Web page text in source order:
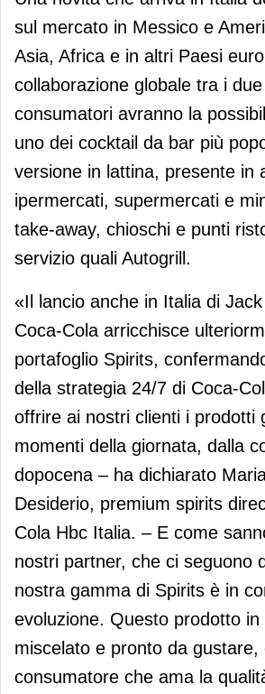
sul mercato in Messico e
Asia, Africa e in altri Paesi
collaborazione globale tra i
consumatori avranno la
uno dei cocktail da bar più
versione in lattina, presente in
ipermercati, supermercati e
take-away, chioschi e punti
servizio quali Autogrill.
«Il lancio anche in Italia di Jack
Coca-Cola arricchisce
portafoglio Spirits,
della strategia 24/7 di Coca-
offrire ai nostri clienti i prodotti
momenti della giornata, dalla
dopocena – ha dichiarato
Desiderio, premium spirits
Cola Hbc Italia. – E come
nostri partner, che ci seguono
nostra gamma di Spirits è in
evoluzione. Questo prodotto
miscelato e pronto da gustare,
consumatore che ama la